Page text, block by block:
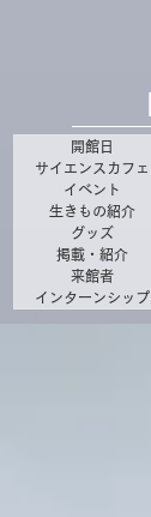
開館日
サイエンスカフェ
イベント
生きもの紹介
グッズ
掲載・紹介
来館者
インターンシップ